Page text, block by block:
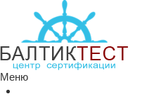
Меню